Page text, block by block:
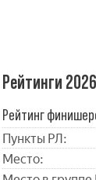
Рейтинги 2026
Рейтинг
Пункты РЛ:
Место: